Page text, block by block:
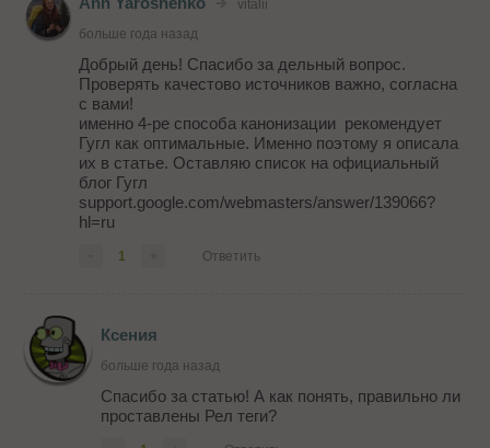
vitalii
больше года назад
Добрый день! Спасибо за дельный вопрос.
Проверять качестово источников важно, согласна
с вами!
именно 4-ре способа канонизации рекомендует
Гугл как оптимальные. Именно поэтому я описала
их в статье. Оставляю список на официальный
блог Гугл
support.google.com/webmasters/answer/139066?
hl=ru
1 Ответить
Ксения
больше года назад
Спасибо за статью! А как понять, правильно ли
проставлены Рел теги?